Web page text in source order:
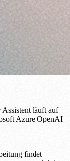
läuft auf
Azure OpenAI
findet